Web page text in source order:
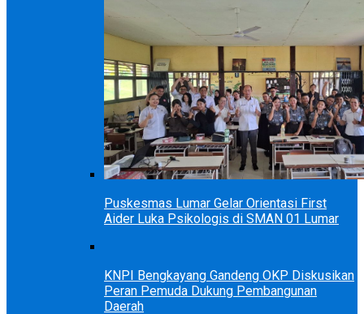
Puskesmas Lumar Gelar Orientasi First
Aider Luka Psikologis di SMAN 01 Lumar
KNPI Bengkayang Gandeng OKP Diskusikan
Peran Pemuda Dukung Pembangunan
Daerah